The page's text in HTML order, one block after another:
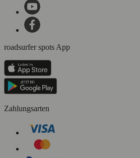
roadsurfer spots App
Zahlungsarten